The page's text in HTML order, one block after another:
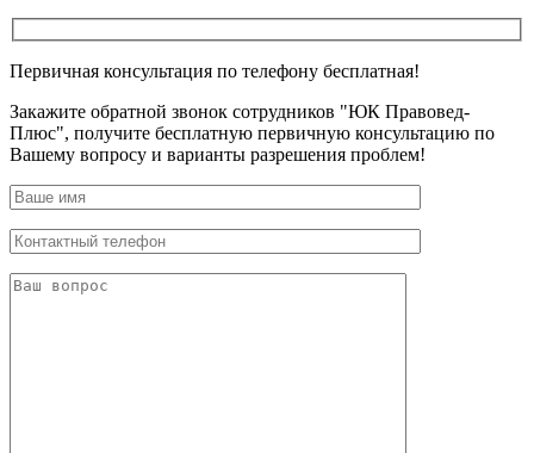
Первичная консультация по телефону бесплатная!
Закажите обратной звонок сотрудников "ЮК Правовед-
Плюс", получите бесплатную первичную консультацию по
Вашему вопросу и варианты разрешения проблем!